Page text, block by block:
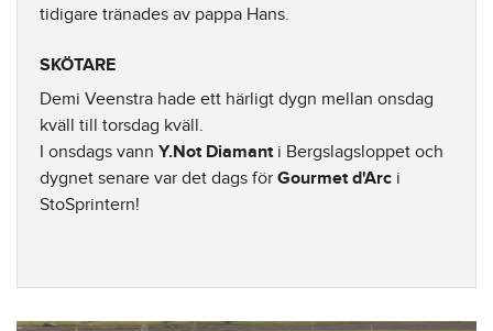
tidigare tränades av pappa Hans.
SKÖTARE
Demi Veenstra hade ett härligt dygn mellan onsdag
kväll till torsdag kväll.
I onsdags vann Y.Not Diamanti Bergslagsloppet och
dygnet senare var det dags för Gourmet d'Arc i
StoSprintern!